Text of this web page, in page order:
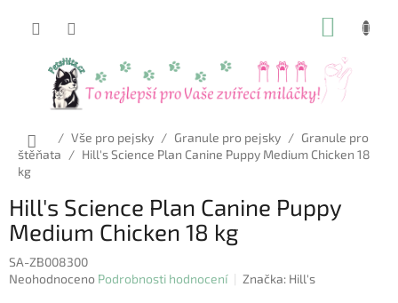
Domů
/ Vše pro pejsky / Granule pro pejsky / Granule pro
štěňata / Hill's Science Plan Canine Puppy Medium Chicken 18
kg
Hill's Science Plan Canine Puppy
Medium Chicken 18 kg
SA-ZB008300
Průměrné
Neohodnoceno Podrobnosti hodnocení Značka: Hill's